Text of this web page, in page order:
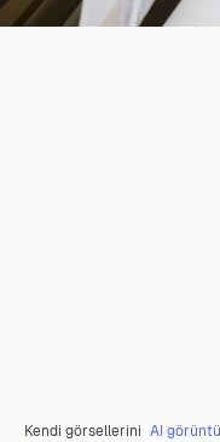
Kendi görsellerini AI